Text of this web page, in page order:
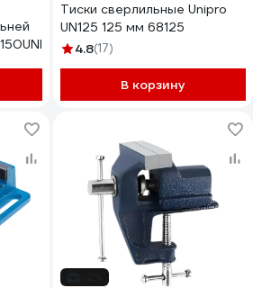
Тиски сверлильные Unipro
UN125 125 мм 68125
4.8(17)
В корзину